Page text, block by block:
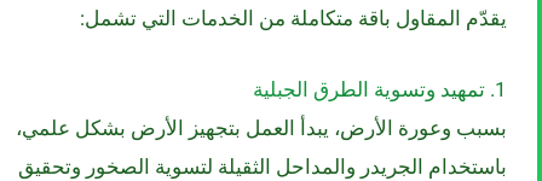
يقدّم المقاول باقة متكاملة من الخدمات التي تشمل:
1. تمهيد وتسوية الطرق الجبلية
بسبب وعورة الأرض، يبدأ العمل بتجهيز الأرض بشكل علمي،
باستخدام الجريدر والمداحل الثقيلة لتسوية الصخور وتحقيق